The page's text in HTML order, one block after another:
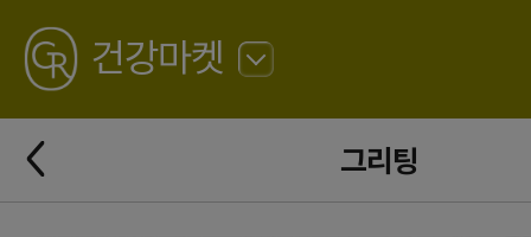
GREATING
건강마켓
로
그리팅
뒤
로
가